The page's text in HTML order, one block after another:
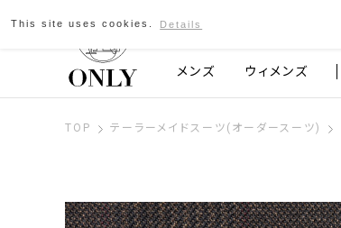
京都発のスーツブランド ONLY
メンズ ウィメンズ
TOP テーラーメイドスーツ(オーダースーツ)
This site uses cookies. Details